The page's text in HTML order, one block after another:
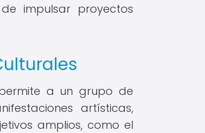
impulsar proyectos
a un grupo de
artísticas,
amplios, como el